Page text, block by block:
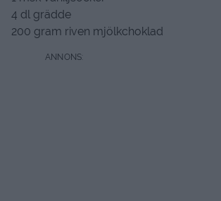
4 dl grädde
200 gram riven mjölkchoklad